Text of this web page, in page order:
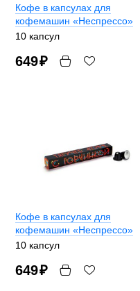
Кофе в капсулах для
кофемашин «Неспрессо»
10 капсул
649₽
Кофе в капсулах для
кофемашин «Неспрессо»
10 капсул
649₽